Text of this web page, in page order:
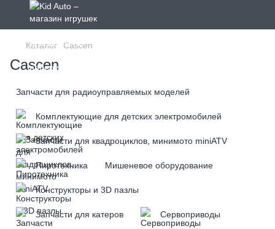
Каталог Cascen
Cascen
Запчасти для радиоуправляемых моделей
Комплектующие для детских электромобилей
Запчасти для квадроциклов, минимото miniATV
Пиротехника Мишеневое оборудование
Конструкторы и 3D пазлы
Запчасти для катеров Сервоприводы